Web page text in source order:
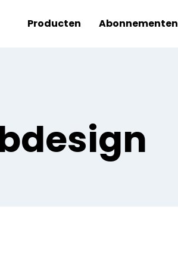
Producten Abonnementen